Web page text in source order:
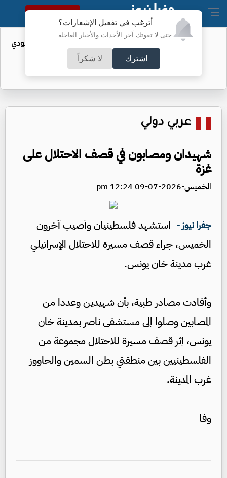
أترغب في تفعيل الإشعارات؟
حتى لا تفوتك آخر الأحداث والأخبار العاجلة
اشترك لا شكراً
النسخة الكاملة
واردات الولايات المتحدة من النفط السعودي
تهبط إلى الصفر
عربي دولي
شهيدان ومصابون في قصف الاحتلال على
غزة
الخميس-2026-07-09 12:24 pm
جفرا نيوز - استشهد فلسطينيان وأصيب آخرون
الخميس، جراء قصف مسيرة للاحتلال الإسرائيلي
غرب مدينة خان يونس.
وأفادت مصادر طبية، بأن شهيدين وعددا من
المصابين وصلوا إلى مستشفى ناصر بمدينة خان
يونس، إثر قصف مسيرة للاحتلال مجموعة من
الفلسطينيين بين منطقتي بطن السمين والحاووز
غرب المدينة.
وفا